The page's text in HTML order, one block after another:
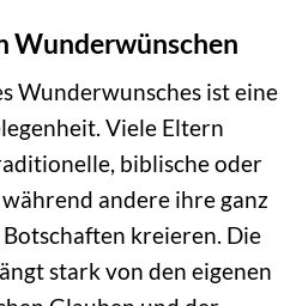
Wunderwünschen
Wunderwunsches ist eine
Viele Eltern
biblische oder
andere ihre ganz
kreieren. Die
stark von den eigenen